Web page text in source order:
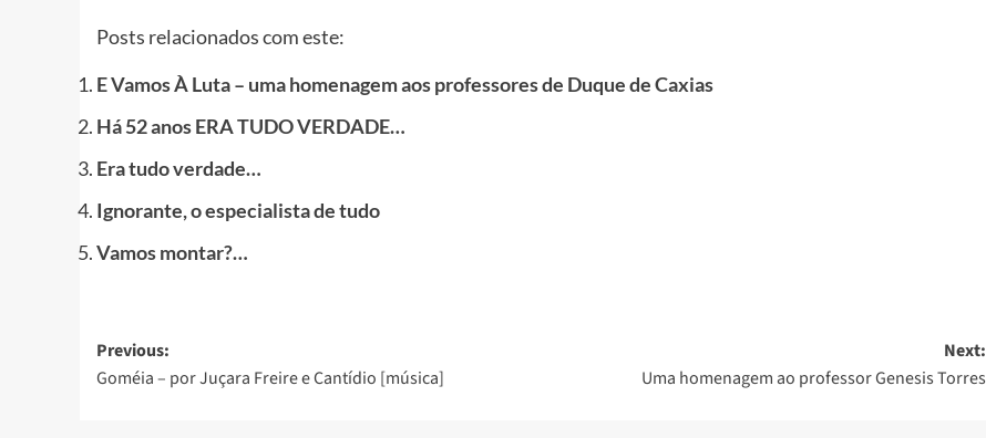
Posts relacionados com este:
E Vamos À Luta – uma homenagem aos professores de Duque de Caxias
Há 52 anos ERA TUDO VERDADE…
Era tudo verdade…
Ignorante, o especialista de tudo
Vamos montar?…
Post
navigation
Previous:
Goméia – por Juçara Freire e Cantídio [música]
Next:
Uma homenagem ao professor Genesis Torres